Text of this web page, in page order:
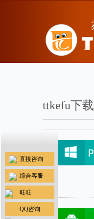
ttkefu下载
×
直接咨询
综合客服
旺旺
QQ咨询